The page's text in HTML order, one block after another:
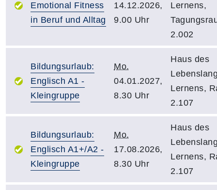
Emotional Fitness
in Beruf und Alltag
14.12.2026,
9.00 Uhr
Lernens,
2.002
Bildungsurlaub:
Englisch A1 -
Kleingruppe
Mo.
04.01.2027,
8.30 Uhr
Haus des
Lernens,
2.107
Bildungsurlaub:
Englisch A1+/A2 -
Kleingruppe
Mo.
17.08.2026,
8.30 Uhr
Haus des
Lernens,
2.107